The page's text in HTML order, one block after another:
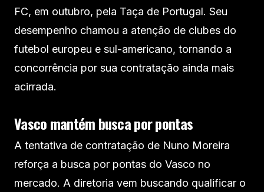
FC, em outubro, pela Taça de Portugal. Seu
desempenho chamou a atenção de clubes do
futebol europeu e sul-americano, tornando a
concorrência por sua contratação ainda mais
acirrada.
Vasco mantém busca por pontas
A tentativa de contratação de Nuno Moreira
reforça a busca por pontas do Vasco no
mercado. A diretoria vem buscando qualificar o